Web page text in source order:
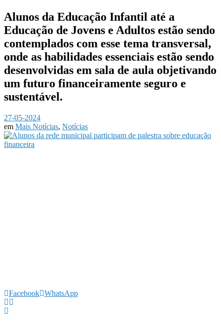
Alunos da Educação Infantil até a
Educação de Jovens e Adultos estão sendo
contemplados com esse tema transversal,
onde as habilidades essenciais estão sendo
desenvolvidas em sala de aula objetivando
um futuro financeiramente seguro e
sustentável.
27-05-2024
em Mais Notícias, Notícias
Facebook WhatsApp